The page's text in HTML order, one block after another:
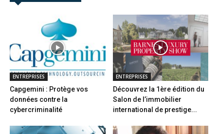
ENTREPRISES
Capgemini : Protège vos
données contre la
cybercriminalité
ENTREPRISES
Découvrez la 1ère édition du
Salon de l’immobilier
international de prestige...